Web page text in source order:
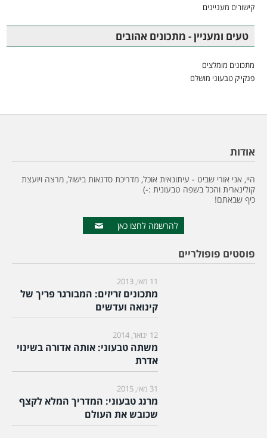
קישורים מעניינים
טעים ומעניין - מתכונים אהובים
מתכונים מומלצים
פנקייק טבעוני מושלם
אודות
היי, אני אורי שביט - עיתונאית אוכל, מדריכת סדנאות בישול, מרצה ויועצת
קולינארית והכל בשפה טבעונית :-)
כיף שבאתם!
להרשמה לחצו כאן
פוסטים פופולריים
11 מאי, 2013
מתכונים זריזים: המבורגר פריך של
קינואה ועדשים
12 ינואר, 2014
משתה טבעוני: אותה אדורה בשינוי
אדרת
31 מאי, 2015
מרנג טבעוני: המדריך המלא לקצף
שכובש את העולם